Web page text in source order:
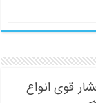
قوی انواع